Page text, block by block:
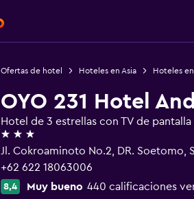
Ofertas de hotel Hoteles en Asia Hoteles
OYO 231 Hotel
Hotel de 3 estrellas con TV de pantalla
3 estrellas
Jl. Cokroaminoto No.2, DR. Soetomo,
+62 622 18063006
8,4 Muy bueno 440 calificaciones